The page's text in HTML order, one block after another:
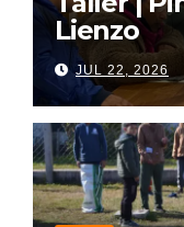
Lienzo
JUL 22, 2026